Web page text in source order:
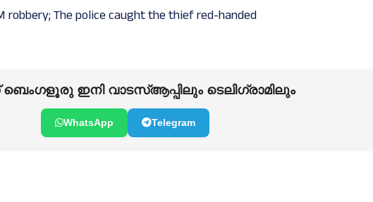
robbery; The police caught the thief red-handed
ഇനി വാടസ്ആപ്പിലും ടെലിഗ്രാമിലും
WhatsApp Telegram